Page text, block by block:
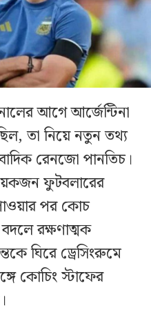
আগে আর্জেন্টিনা
তা নিয়ে নতুন তথ্য
রেনজো পানতিচ।
ফুটবলারের
পর কোচ
রক্ষণাত্মক
ঘিরে ড্রেসিংরুমে
কোচিং স্টাফের